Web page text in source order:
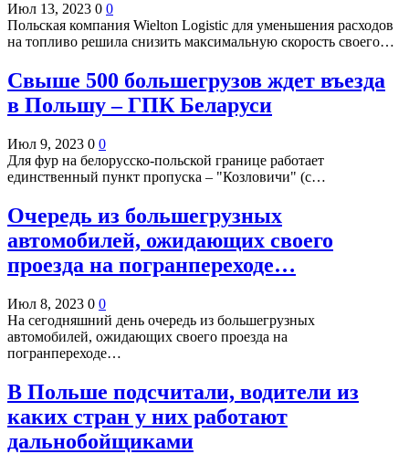
Июл 13, 2023 0 0
Польская компания Wielton Logistic для уменьшения расходов
на топливо решила снизить максимальную скорость своего…
Свыше 500 большегрузов ждет въезда
в Польшу – ГПК Беларуси
Июл 9, 2023 0 0
Для фур на белорусско-польской границе работает
единственный пункт пропуска – "Козловичи" (с…
Очередь из большегрузных
автомобилей, ожидающих своего
проезда на погранпереходе…
Июл 8, 2023 0 0
На сегодняшний день очередь из большегрузных
автомобилей, ожидающих своего проезда на
погранпереходе…
В Польше подсчитали, водители из
каких стран у них работают
дальнобойщиками